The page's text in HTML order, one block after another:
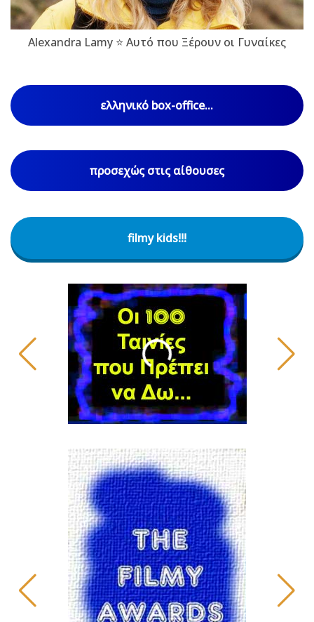
Alexandra Lamy ⭐ Αυτό που Ξέρουν οι Γυναίκες
ελληνικό box-office...
προσεχώς στις αίθουσες
filmy kids!!!